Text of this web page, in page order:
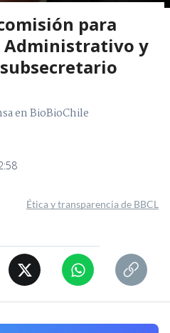
para
Administrativo y
en BioBioChile
Ética y transparencia de BBCL